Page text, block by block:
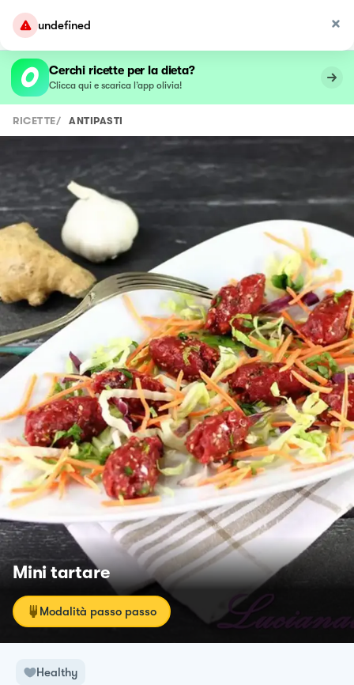
undefined
Cerchi ricette per la dieta?
Clicca qui e scarica l’app olivia!
RICETTE/ ANTIPASTI
Mini tartare
Modalità passo passo
Healthy